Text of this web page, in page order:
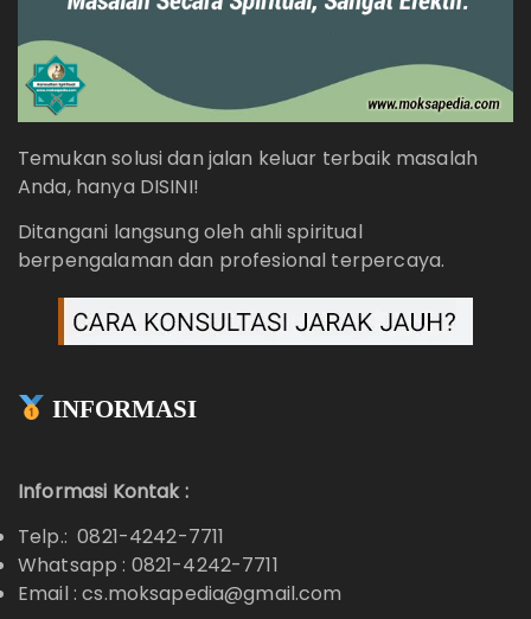
Temukan solusi dan jalan keluar terbaik masalah
Anda, hanya DISINI!
Ditangani langsung oleh ahli spiritual
berpengalaman dan profesional terpercaya.
INFORMASI
Informasi Kontak :
Telp.: 0821-4242-7711
Whatsapp : 0821-4242-7711
Email : cs.moksapedia@gmail.com